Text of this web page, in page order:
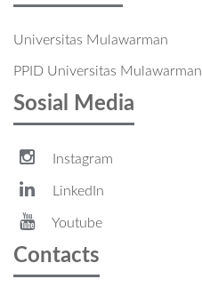
Universitas Mulawarman
PPID Universitas Mulawarman
Sosial Media
Instagram
LinkedIn
Youtube
Contacts